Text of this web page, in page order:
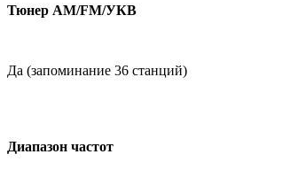
Тюнер AM/FM/УКВ
Да (запоминание 36 станций)
Диапазон частот